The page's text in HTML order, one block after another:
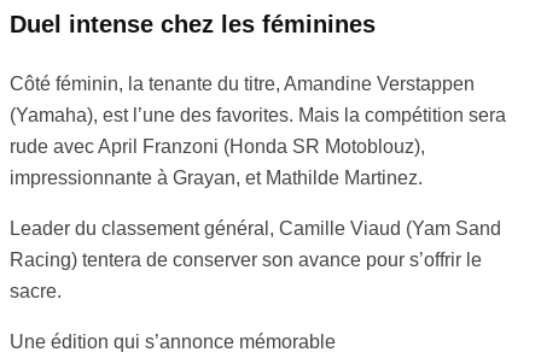
Duel intense chez les féminines
Côté féminin, la tenante du titre, Amandine Verstappen
(Yamaha), est l’une des favorites. Mais la compétition sera
rude avec April Franzoni (Honda SR Motoblouz),
impressionnante à Grayan, et Mathilde Martinez.
Leader du classement général, Camille Viaud (Yam Sand
Racing) tentera de conserver son avance pour s’offrir le
sacre.
Une édition qui s’annonce mémorable